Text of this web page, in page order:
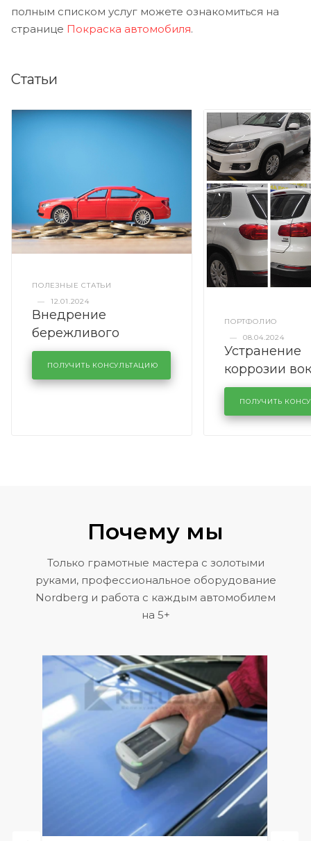
полным списком услуг можете ознакомиться на
странице Покраска автомобиля.
Статьи
ПОЛЕЗНЫЕ СТАТЬИ
—
12.01.2024
Внедрение
бережливого
производства в
кузовном сервисе
KUTUZOVV
ПОЛУЧИТЬ КОНСУЛЬТАЦИЮ
ПОРТФОЛИО
—
08.04.2024
Устранение
коррозии
лобового
районе
Volkswagen
ПОЛУЧИТЬ
Почему мы
Только грамотные мастера с золотыми
руками, профессиональное оборудование
Nordberg и работа с каждым автомобилем
на 5+